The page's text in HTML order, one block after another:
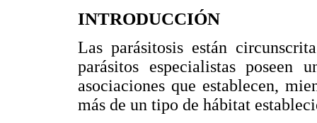
INTRODUCCIÓN
Las parásitosis están
parásitos especialistas
asociaciones que establecen,
más de un tipo de hábitat